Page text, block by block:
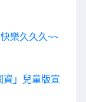
樂久久久~~
資」兒童版宣